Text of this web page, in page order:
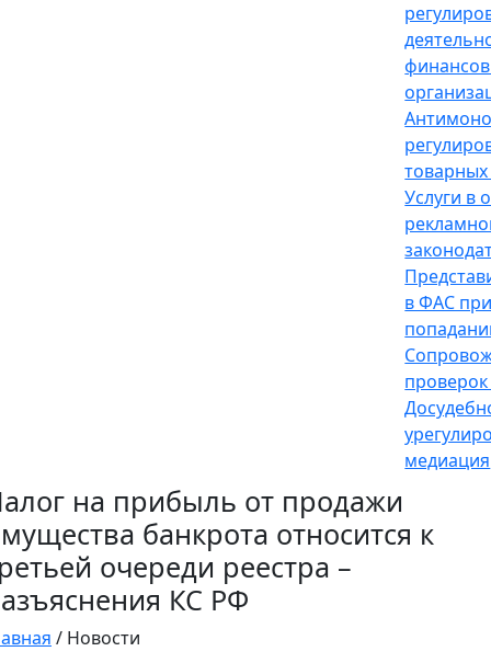
Услуги в
в ФАС
медиация
на прибыль от продажи
банкрота относится к
очереди реестра –
КС РФ
/ Новости